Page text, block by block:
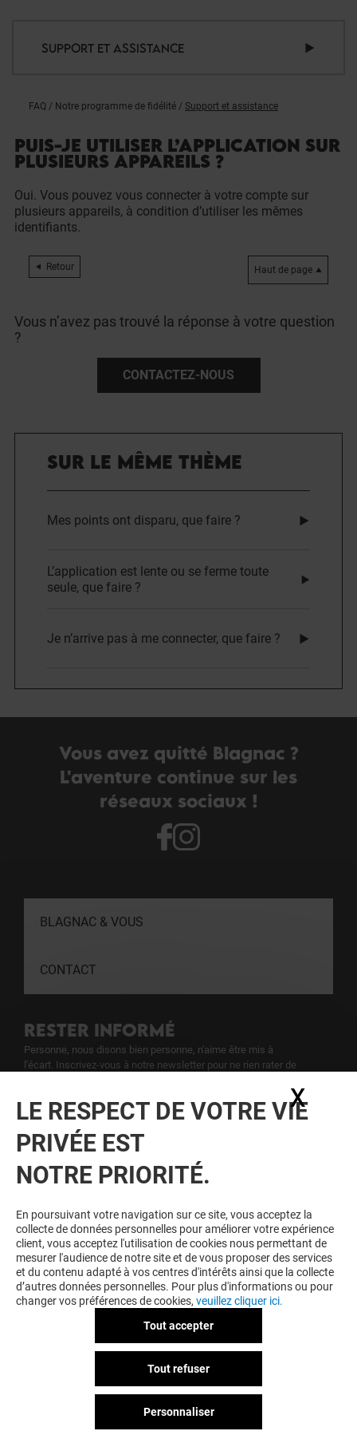
SUPPORT ET ASSISTANCE
FAQ / Notre programme de fidélité / Support et assistance
PUIS-JE UTILISER L’APPLICATION SUR
PLUSIEURS APPAREILS ?
Oui. Vous pouvez vous connecter à votre compte sur
plusieurs appareils, à condition d’utiliser les mêmes
identifiants.
Retour Haut de page
Vous n’avez pas trouvé la réponse à votre question
?
CONTACTEZ-NOUS
SUR LE MÊME THÈME
Mes points ont disparu, que faire ?
L’application est lente ou se ferme toute
seule, que faire ?
Je n’arrive pas à me connecter, que faire ?
Vous avez quitté Blagnac ?
L'aventure continue sur les
réseaux sociaux !
BLAGNAC & VOUS
CONTACT
RESTER INFORMÉ
Personne, nous disons bien personne, n'aime être mis à
l'écart. Inscrivez-vous à notre newsletter pour ne rien rater de
Voir notre politique de protection des
données personelles.
FIDELE
Devenez membre de Blagnac & Moi pour bénéficier
d'avantages, d'offres et de services exclusifs dans
votre Centre Commercial Blagnac et chez nos
partenaires.
Règlement Intérieur
LE RESPECT DE VOTRE VIE
PRIVÉE EST
NOTRE PRIORITÉ.
En poursuivant votre navigation sur ce site, vous acceptez la
collecte de données personnelles pour améliorer votre expérience
client, vous acceptez l'utilisation de cookies nous permettant de
mesurer l'audience de notre site et de vous proposer des services
et du contenu adapté à vos centres d'intérêts ainsi que la collecte
d’autres données personnelles. Pour plus d'informations ou pour
changer vos préférences de cookies, veuillez cliquer ici.
Tout accepter
Tout refuser
Personnaliser
X